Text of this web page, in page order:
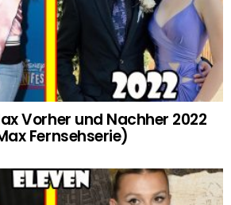
Vorher und Nachher 2022
Fernsehserie)